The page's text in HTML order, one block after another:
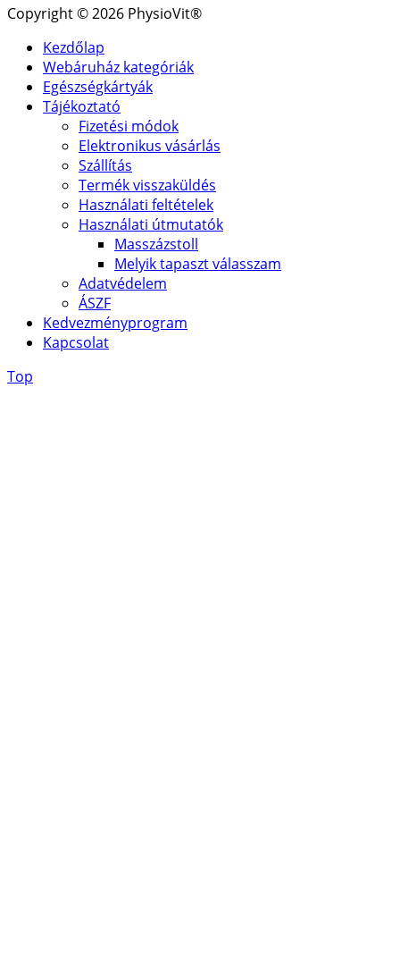
Copyright © 2026 PhysioVit®
Kezdőlap
Webáruház kategóriák
Egészségkártyák
Tájékoztató
Fizetési módok
Elektronikus vásárlás
Szállítás
Termék visszaküldés
Használati feltételek
Használati útmutatók
Masszázstoll
Melyik tapaszt válasszam
Adatvédelem
ÁSZF
Kedvezményprogram
Kapcsolat
Top